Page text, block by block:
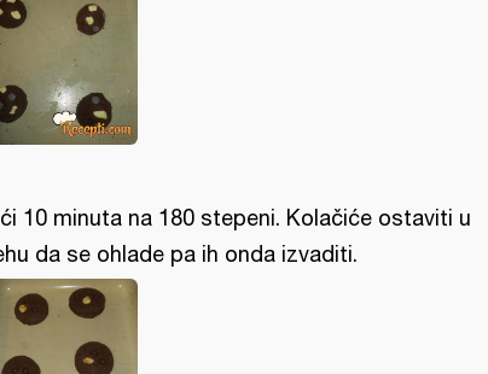
10 minuta na 180 stepeni. Kolačiće ostaviti u
da se ohlade pa ih onda izvaditi.